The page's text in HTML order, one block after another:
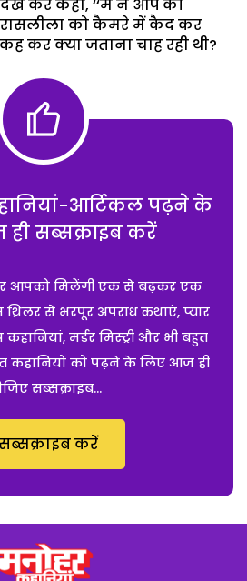
देख कर कहा, ‘‘मैं ने आप की
रासलीला को कैमरे में कैद कर
कर क्या जताना चाह रही थी?
आर्टिकल पढ़ने के
सब्सक्राइब करें
आपको मिलेंगी एक से बढ़कर एक
थ्रिलर से भरपूर अपराध कथाएं, प्यार
मर्डर मिस्ट्री और भी बहुत
कहानियों को पढ़ने के लिए आज ही
सब्सक्राइब...
करें